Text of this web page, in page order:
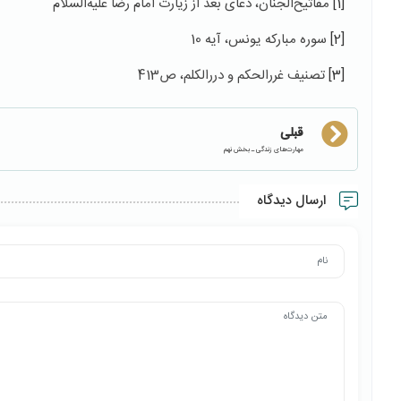
[2]
سوره مبارکه یونس، آیه 10
[3]
تصنیف غررالحکم و دررالکلم، ص413
قبلی
مهارت‌های زندگی ـ بخش نهم
ارسال دیدگاه